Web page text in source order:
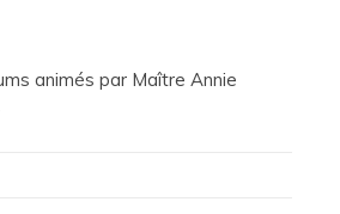
animés par Maître Annie